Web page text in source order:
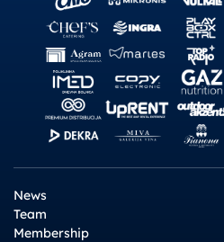
News
Team
Membership